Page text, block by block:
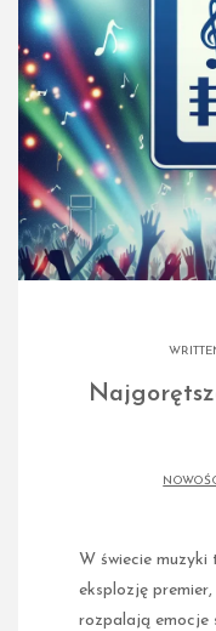
W świecie muzyki
eksplozję
rozpalają emocje